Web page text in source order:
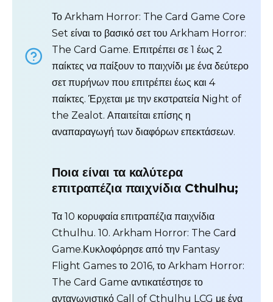
Το Arkham Horror: The Card Game Core
Set είναι το βασικό σετ του Arkham Horror:
The Card Game. Επιτρέπει σε 1 έως 2
παίκτες να παίξουν το παιχνίδι με ένα δεύτερο
σετ πυρήνων που επιτρέπει έως και 4
παίκτες. Έρχεται με την εκστρατεία Night of
the Zealot. Απαιτείται επίσης η
αναπαραγωγή των διαφόρων επεκτάσεων.
Ποια είναι τα καλύτερα
επιτραπέζια παιχνίδια Cthulhu;
Τα 10 κορυφαία επιτραπέζια παιχνίδια
Cthulhu. 10. Arkham Horror: The Card
Game.Κυκλοφόρησε από την Fantasy
Flight Games το 2016, το Arkham Horror:
The Card Game αντικατέστησε το
ανταγωνιστικό Call of Cthulhu LCG με ένα